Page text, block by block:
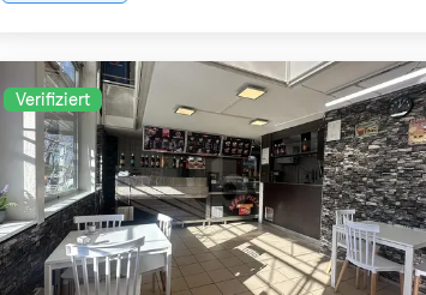
Verifiziert